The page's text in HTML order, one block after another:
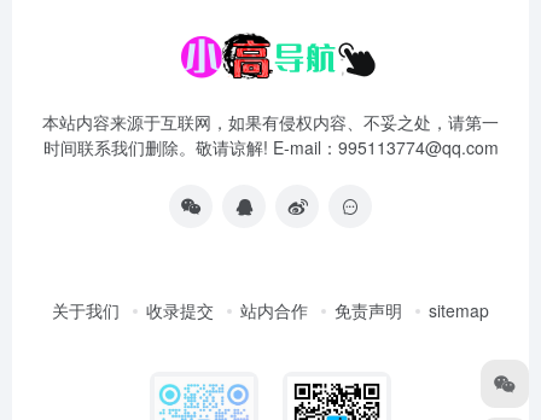
本站内容来源于互联网，如果有侵权内容、不妥之处，请第一
时间联系我们删除。敬请谅解! E-mail：995113774@qq.com
关于我们 收录提交 站内合作 免责声明 sitemap